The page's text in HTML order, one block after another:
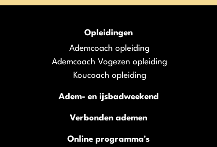
Opleidingen
Ademcoach opleiding
Ademcoach Vogezen opleiding
Koucoach opleiding
Adem- en ijsbadweekend
Verbonden ademen
Online programma's